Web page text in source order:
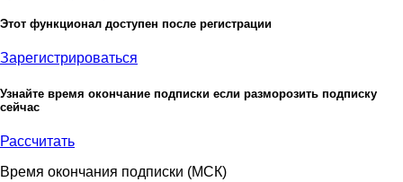
Этот функционал доступен после регистрации
Зарегистрироваться
Узнайте время окончание подписки если разморозить подписку
сейчас
Рассчитать
Время окончания подписки (МСК)